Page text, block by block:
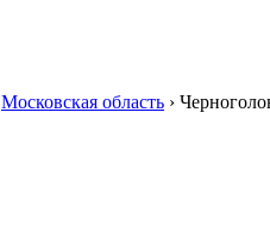
Московская область ›